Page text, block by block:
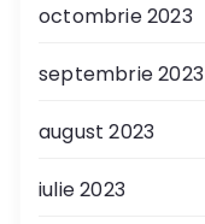
octombrie 2023
septembrie 2023
august 2023
iulie 2023